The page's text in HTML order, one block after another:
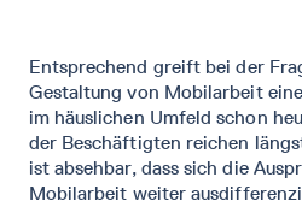
Entsprechend greift bei der
Gestaltung von Mobilarbeit
im häuslichen Umfeld schon
der Beschäftigten reichen
ist absehbar, dass sich die
Mobilarbeit weiter